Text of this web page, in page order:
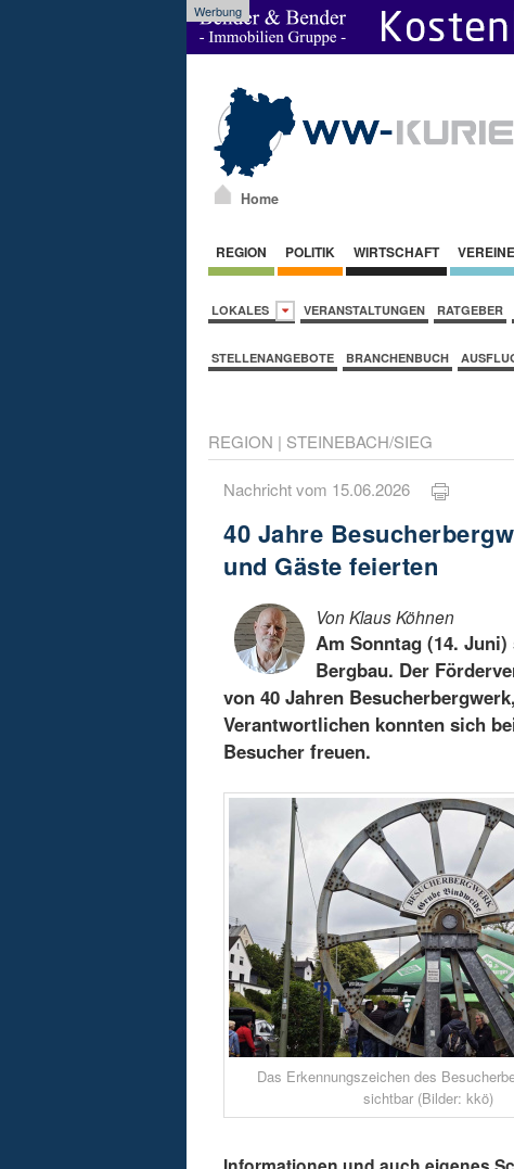
Werbung
Home
REGION POLITIK WIRTSCHAFT VEREINE
LOKALES VERANSTALTUNGEN RATGEBER
STELLENANGEBOTE BRANCHENBUCH
REGION | STEINEBACH/SIEG
Nachricht vom 15.06.2026
40 Jahre
und Gäste feierten
Von Klaus Köhnen
Am Sonntag (14.
Bergbau. Der
von 40 Jahren
Verantwortlichen konnten sich
Besucher freuen.
Das Erkennungszeichen des
sichtbar (Bilder: kkö)